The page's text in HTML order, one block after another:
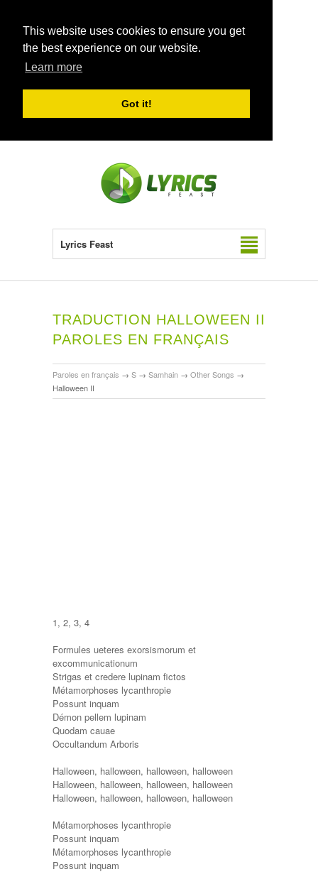
This website uses cookies to ensure you get
the best experience on our website.
Learn more
Got it!
Lyrics Feast
TRADUCTION HALLOWEEN II
PAROLES EN FRANÇAIS
Paroles en français → S → Samhain → Other Songs →
Halloween II
1, 2, 3, 4
Formules ueteres exorsismorum et
excommunicationum
Strigas et credere lupinam fictos
Métamorphoses lycanthropie
Possunt inquam
Démon pellem lupinam
Quodam cauae
Occultandum Arboris
Halloween, halloween, halloween, halloween
Halloween, halloween, halloween, halloween
Halloween, halloween, halloween, halloween
Métamorphoses lycanthropie
Possunt inquam
Métamorphoses lycanthropie
Possunt inquam